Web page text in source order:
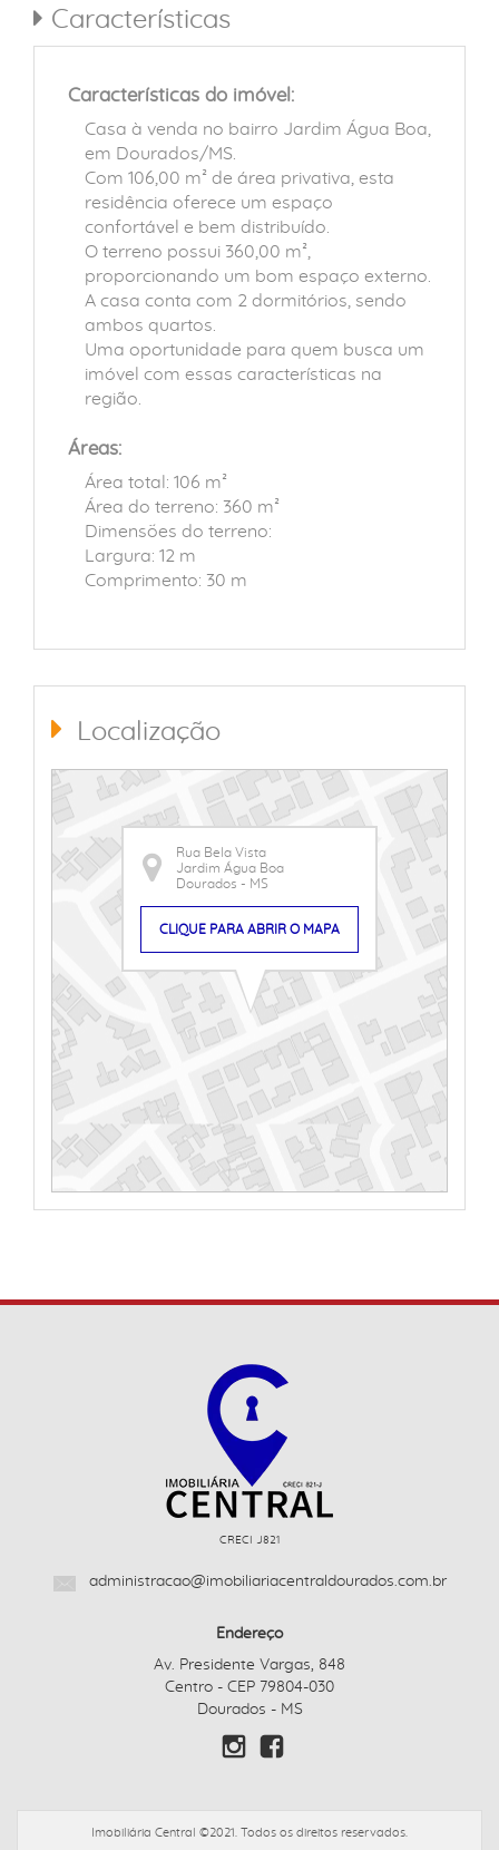
Características
Características do imóvel:
Casa à venda no bairro Jardim Água Boa,
em Dourados/MS.
Com 106,00 m² de área privativa, esta
residência oferece um espaço
confortável e bem distribuído.
O terreno possui 360,00 m²,
proporcionando um bom espaço externo.
A casa conta com 2 dormitórios, sendo
ambos quartos.
Uma oportunidade para quem busca um
imóvel com essas características na
região.
Áreas:
Área total: 106 m²
Área do terreno: 360 m²
Dimensões do terreno:
Largura: 12 m
Comprimento: 30 m
Localização
Rua Bela Vista
Jardim Água Boa
Dourados - MS
CLIQUE PARA ABRIR O MAPA
CRECI J821
administracao@imobiliariacentraldourados.com.br
Endereço
Av. Presidente Vargas, 848
Centro - CEP 79804-030
Dourados - MS
Imobiliária Central ©2021. Todos os direitos reservados.